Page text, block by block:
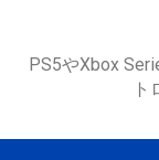
ツ
PS5やXbox